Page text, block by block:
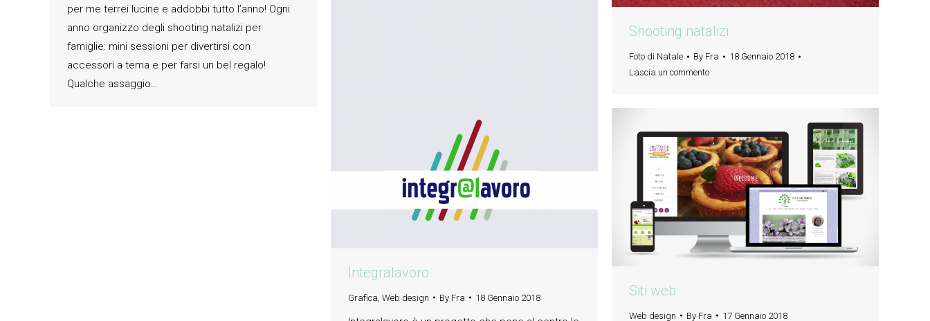
per me terrei lucine e addobbi tutto l’anno! Ogni
anno organizzo degli shooting natalizi per
famiglie: mini sessioni per divertirsi con
accessori a tema e per farsi un bel regalo!
Qualche assaggio…
Shooting natalizi
Foto di Natale By Fra
18 Gennaio 2018
Lascia un commento
Integralavoro
Grafica Web design By Fra 18 Gennaio 2018 Siti web
Web design By Fra 17 Gennaio 2018